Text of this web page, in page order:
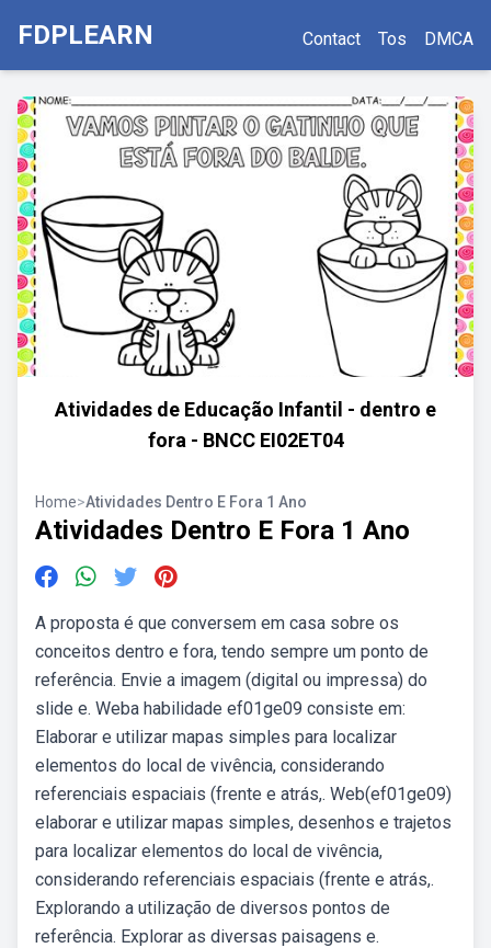
FDPLEARN Contact Tos DMCA
Atividades de Educação Infantil - dentro e
fora - BNCC EI02ET04
Home>Atividades Dentro E Fora 1 Ano
Atividades Dentro E Fora 1 Ano
A proposta é que conversem em casa sobre os
conceitos dentro e fora, tendo sempre um ponto de
referência. Envie a imagem (digital ou impressa) do
slide e. Weba habilidade ef01ge09 consiste em:
Elaborar e utilizar mapas simples para localizar
elementos do local de vivência, considerando
referenciais espaciais (frente e atrás,. Web(ef01ge09)
elaborar e utilizar mapas simples, desenhos e trajetos
para localizar elementos do local de vivência,
considerando referenciais espaciais (frente e atrás,.
Explorando a utilização de diversos pontos de
referência. Explorar as diversas paisagens e.